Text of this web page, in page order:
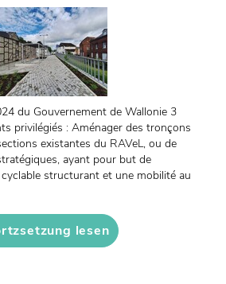
du Gouvernement de Wallonie 3
privilégiés : Aménager des tronçons
existantes du RAVeL, ou de
ayant pour but de
structurant et une mobilité au
lesen